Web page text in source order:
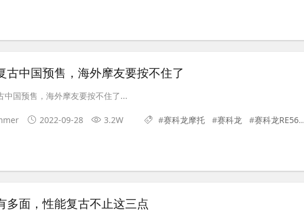
古中国预售，海外摩友要按不住了
中国预售，海外摩友要按不住了...
2022-09-28 3.2W #赛科龙摩托 #赛科龙 #赛科龙RE560
多面，性能复古不止这三点